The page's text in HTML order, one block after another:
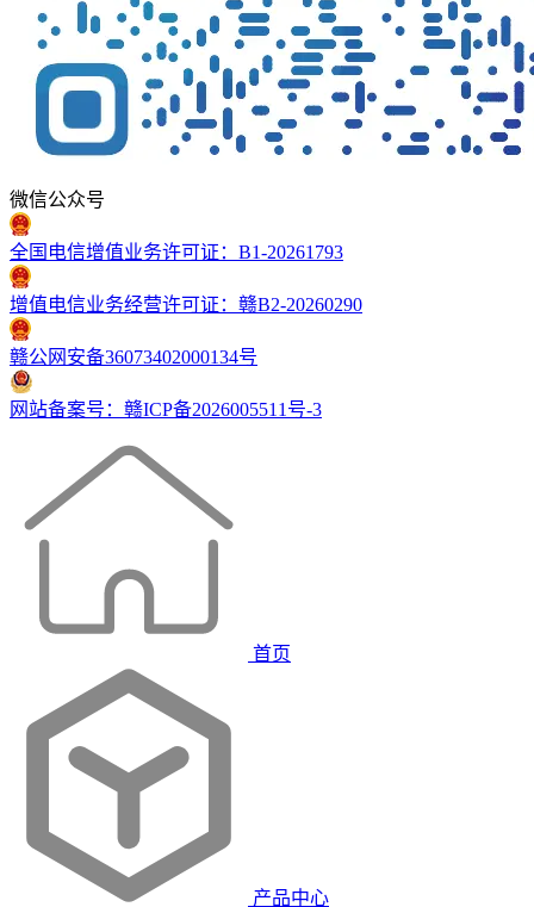
微信公众号
全国电信增值业务许可证：B1-20261793
增值电信业务经营许可证：赣B2-20260290
赣公网安备36073402000134号
网站备案号：赣ICP备2026005511号-3
首页
产品中心